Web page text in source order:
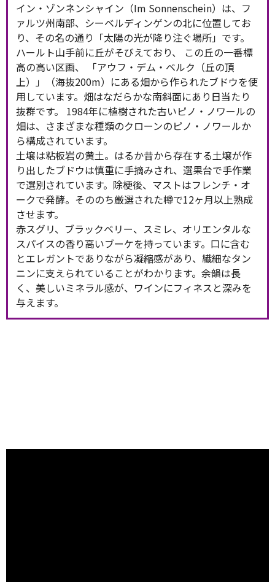
イン・ゾンネンシャイン（Im Sonnenschein）は、フ
ァルツ州南部、シーベルディンゲンの北に位置してお
り、その名の通り「太陽の光が降り注ぐ場所」です。
ハールト山手前に丘がそびえており、 この丘の一番標
高の高い区画、 「アウフ・デム・ベルク（丘の頂
上）」（海抜200m）にある畑から作られたブドウを使
用しています。畑はなだらかな南斜面にあり日当たり
抜群です。 1984年に植樹された古いピノ・ノワールの
畑は、さまざまな種類のクローンのピノ・ノワールか
ら構成されています。
土壌は粘板岩の黄土。はるか昔から存在する土壌が作
り出したブドウは慎重に手摘みされ、選果台で手作業
で選別されています。除梗後、マストはフレンチ・オ
ークで発酵。そののち厳選された樽で12ヶ月以上熟成
させます。
赤スグリ、ブラックベリー、スミレ、オリエンタルな
スパイスの香り高いブーケを持っています。口に含む
とエレガントでありながら凝縮感があり、繊細なタン
ニンに支えられていることがわかります。余韻は長
く、美しいミネラル感が、ワインにフィネスと深みを
与えます。